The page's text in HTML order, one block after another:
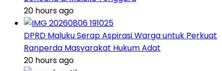
20 hours ago
DPRD Maluku Serap Aspirasi Warga untuk Perkuat
Ranperda Masyarakat Hukum Adat
20 hours ago